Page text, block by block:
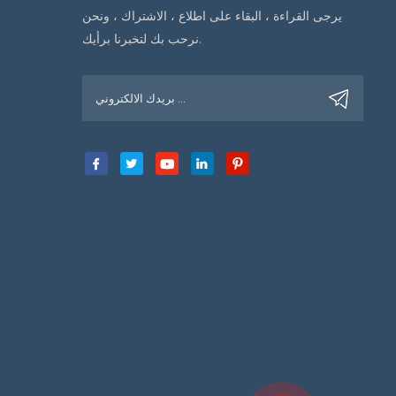
يرجى القراءة ، البقاء على اطلاع ، الاشتراك ، ونحن
نرحب بك لتخبرنا برأيك.